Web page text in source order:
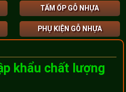
TẤM ỐP GỖ NHỰA
PHỤ KIỆN GỖ NHỰA
khẩu chất lượng